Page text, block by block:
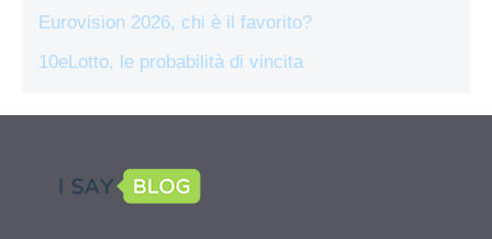
Eurovision 2026, chi è il favorito?
10eLotto, le probabilità di vincita